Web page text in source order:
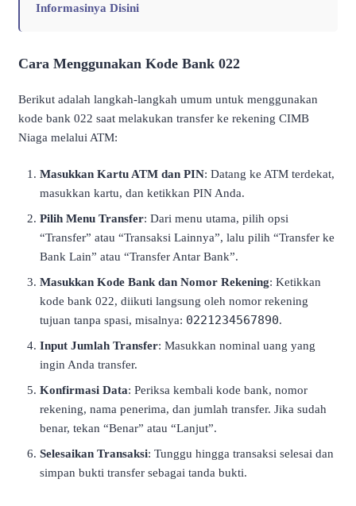
Informasinya Disini
Cara Menggunakan Kode Bank 022
Berikut adalah langkah-langkah umum untuk menggunakan
kode bank 022 saat melakukan transfer ke rekening CIMB
Niaga melalui ATM:
Masukkan Kartu ATM dan PIN: Datang ke ATM terdekat,
masukkan kartu, dan ketikkan PIN Anda.
Pilih Menu Transfer: Dari menu utama, pilih opsi
“Transfer” atau “Transaksi Lainnya”, lalu pilih “Transfer ke
Bank Lain” atau “Transfer Antar Bank”.
Masukkan Kode Bank dan Nomor Rekening: Ketikkan
kode bank 022, diikuti langsung oleh nomor rekening
tujuan tanpa spasi, misalnya: 0221234567890.
Input Jumlah Transfer: Masukkan nominal uang yang
ingin Anda transfer.
Konfirmasi Data: Periksa kembali kode bank, nomor
rekening, nama penerima, dan jumlah transfer. Jika sudah
benar, tekan “Benar” atau “Lanjut”.
Selesaikan Transaksi: Tunggu hingga transaksi selesai dan
simpan bukti transfer sebagai tanda bukti.